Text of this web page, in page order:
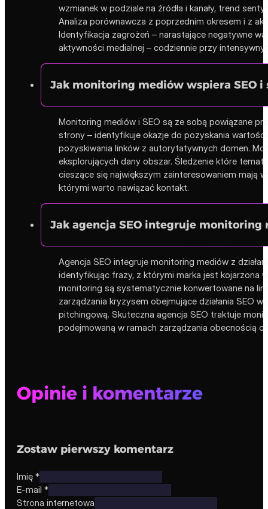
wzmianek w podziale na źródła i kanały, trend
Analiza porównawcza z poprzednim okresem i z
Identyfikacja zagrożeń – narastające negatywne
aktywności medialnej – codziennie przy
Jak monitoring mediów wspiera SEO
Monitoring mediów i SEO są ze sobą powiązane
strony – identyfikuje okazje do pozyskania
pozyskiwania linków z autorytatywnych domen.
eksplorujących dany obszar. Śledzenie które
cieszące się największym zainteresowaniem mają
którymi warto nawiązać kontakt.
Jak agencja SEO integruje monitoring
Agencja SEO integruje monitoring mediów z
identyfikując frazy, z którymi marka jest kojarzona
monitoring są systematycznie konwertowane na
zarządzania kryzysem obejmujące działania SEO
pitchingową. Skuteczna agencja SEO traktuje
podejmowaną w ramach zarządzania obecnością
Opinie i komentarze
Zostaw pierwszy komentarz
Imię *
E-mail *
Strona internetowa